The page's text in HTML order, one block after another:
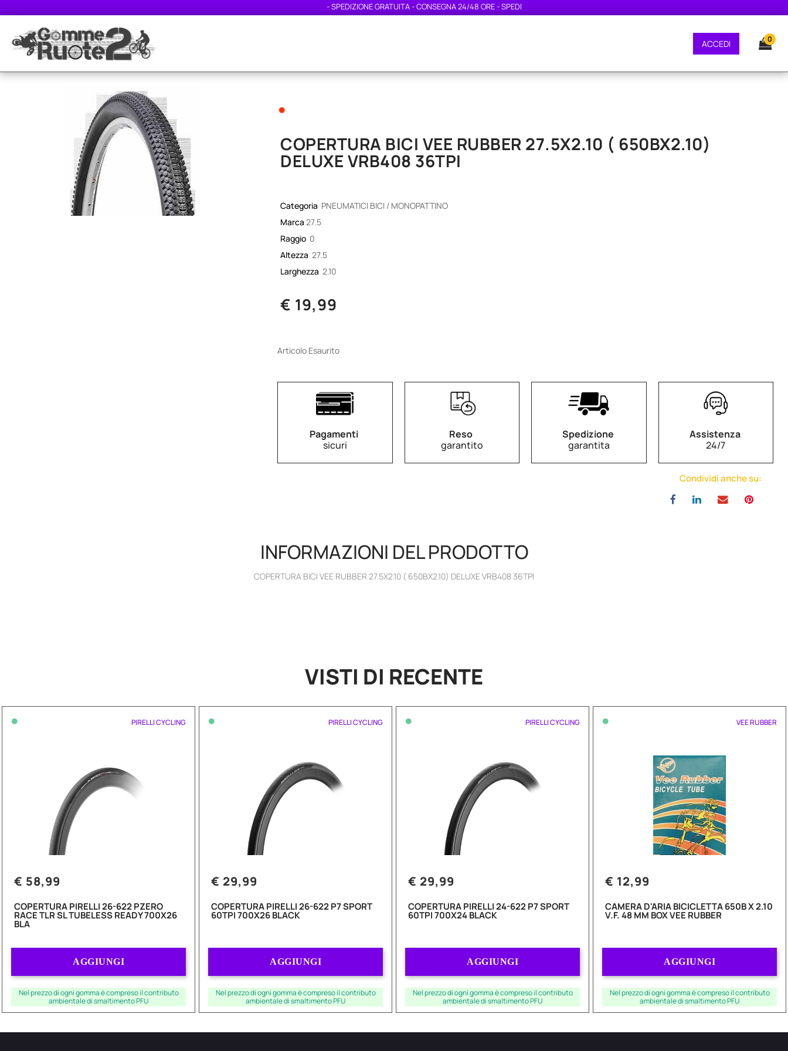
- SPEDIZIONE GRATUITA - CONSEGNA 24/48 ORE - SPEDIZIONE GRATUITA - CONSEGNA 24/48 ORE - SPEDIZIONE GRATUITA -
ACCEDI 0
•
COPERTURA BICI VEE RUBBER 27.5X2.10 ( 650BX2.10)
DELUXE VRB408 36TPI
Categoria PNEUMATICI BICI / MONOPATTINO
Marca 27.5
Raggio 0
Altezza 27.5
Larghezza 2.10
€ 19,99
Articolo Esaurito
Pagamenti
sicuri
Reso
garantito
Spedizione
garantita
Assistenza
24/7
Condividi anche su:
INFORMAZIONI DEL PRODOTTO
COPERTURA BICI VEE RUBBER 27.5X2.10 ( 650BX2.10) DELUXE VRB408 36TPI
VISTI DI RECENTE
• PIRELLI CYCLING
€ 58,99
COPERTURA PIRELLI 26-622 PZERO
RACE TLR SL TUBELESS READY 700X26
BLA
AGGIUNGI
Nel prezzo di ogni gomma è compreso il contributo
ambientale di smaltimento PFU
• PIRELLI CYCLING
€ 29,99
COPERTURA PIRELLI 26-622 P7 SPORT
60TPI 700X26 BLACK
AGGIUNGI
Nel prezzo di ogni gomma è compreso il contributo
ambientale di smaltimento PFU
• PIRELLI CYCLING
€ 29,99
COPERTURA PIRELLI 24-622 P7 SPORT
60TPI 700X24 BLACK
AGGIUNGI
Nel prezzo di ogni gomma è compreso il contributo
ambientale di smaltimento PFU
• VEE RUBBER
€ 12,99
CAMERA D'ARIA BICICLETTA 650B X 2.10
V.F. 48 MM BOX VEE RUBBER
AGGIUNGI
Nel prezzo di ogni gomma è compreso il contributo
ambientale di smaltimento PFU